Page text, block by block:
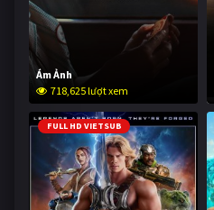
Ám Ảnh
718,625 lượt xem
FULL HD VIETSUB